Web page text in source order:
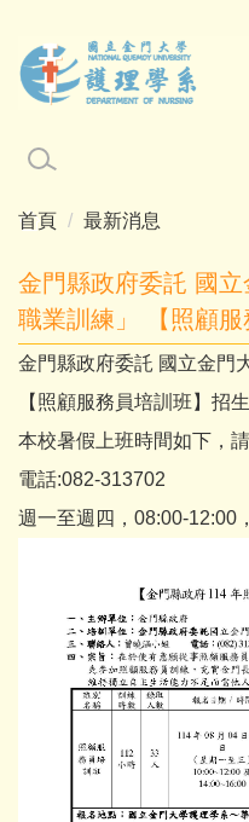
到
主
容
首頁
最新消息
金門縣政府委託 國
職業訓練」 【照顧
金門縣政府委託 國立金門
【照顧服務員培訓班】招
本校暑假上班時間如下，
電話:082-313702
週一至週四，08:00-12:00